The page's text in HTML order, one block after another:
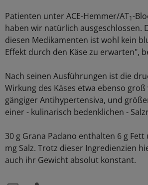
Patienten unter ACE-Hemmer/AT1-
haben wir natürlich ausgeschlossen.
diesen Medikamenten ist wohl kein
Effekt durch den Käse zu erwarten",
Nach seinen Ausführungen ist die
Wirkung des Käses etwa ebenso groß
gängiger Antihypertensiva, und
einer - kulinarisch bedenklichen -
30 g Grana Padano enthalten 6 g Fett
mg Salz. Trotz dieser Ingredienzien
auch ihr Gewicht absolut konstant.